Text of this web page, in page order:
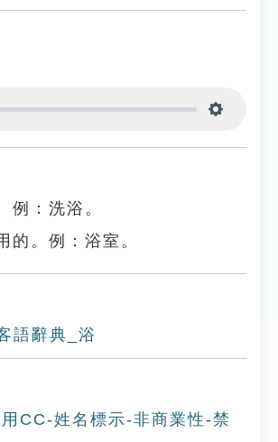
例：洗浴。
的。例：浴室。
語辭典_浴
CC-姓名標示-非商業性-禁